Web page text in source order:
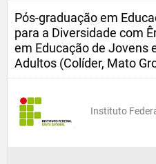
Pós-graduação em
para a Diversidade com
em Educação de Jovens
Adultos (Colíder, Mato
Instituto